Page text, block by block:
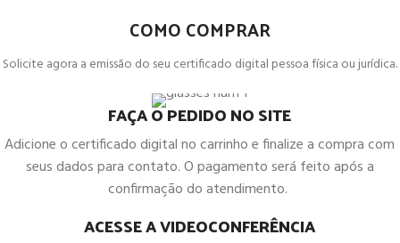
COMO COMPRAR
Solicite agora a emissão do seu certificado digital pessoa física ou jurídica.
FAÇA O PEDIDO NO SITE
Adicione o certificado digital no carrinho e finalize a compra com
seus dados para contato. O pagamento será feito após a
confirmação do atendimento.
ACESSE A VIDEOCONFERÊNCIA